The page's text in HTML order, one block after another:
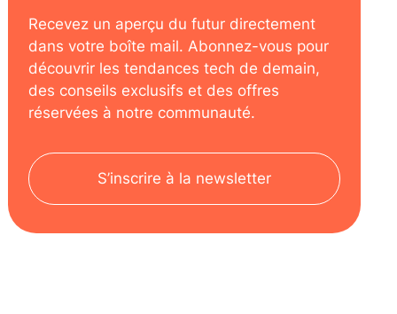
Recevez un aperçu du futur directement
dans votre boîte mail. Abonnez-vous pour
découvrir les tendances tech de demain,
des conseils exclusifs et des offres
réservées à notre communauté.
S’inscrire à la newsletter